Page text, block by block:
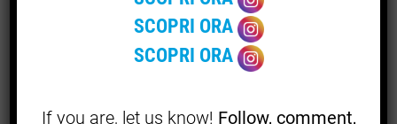
Questo approccio sostenibile permette di mantenere
intatto il valore affettivo deivecchi mobili
con materiali di prima scelta e tecniche artigianali
SCOPRI ORA
SCOPRI ORA
If you are, let us know! Follow, comment,